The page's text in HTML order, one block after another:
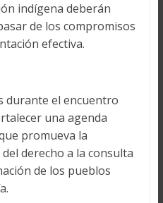
indígena deberán
de los compromisos
efectiva.
durante el encuentro
una agenda
promueva la
derecho a la consulta
de los pueblos